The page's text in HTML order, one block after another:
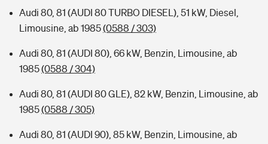
Typklassen: So ist Ihr Auto eingestuft
Sie haben Fragen?
Audi 80, 81 (AUDI 80 TURBO DIESEL), 51 kW, Diesel,
Limousine, ab 1985(0588 / 303)
Audi 80, 81 (AUDI 80), 66 kW, Benzin, Limousine, ab
1985(0588 / 304)
Audi 80, 81 (AUDI 80 GLE), 82 kW, Benzin, Limousine, ab
1985(0588 / 305)
Audi 80, 81 (AUDI 90), 85 kW, Benzin, Limousine, ab